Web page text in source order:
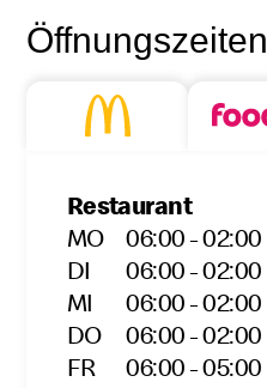
Öffnungszeiten
Restaurant
MO
06:00 - 02:00
DI
06:00 - 02:00
MI
06:00 - 02:00
DO
06:00 - 02:00
FR
06:00 - 05:00